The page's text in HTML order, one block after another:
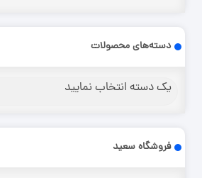
دسته‌های محصولات
یک دسته انتخاب نمایید
فروشگاه سعید